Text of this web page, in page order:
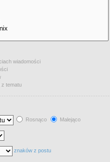
wiadomości
z tematu
Rosnąco Malejąco
znaków z postu